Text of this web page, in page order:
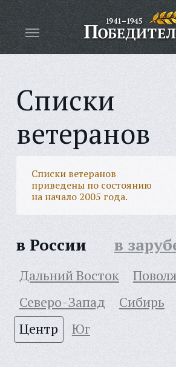
Списки
ветеранов
Списки ветеранов
приведены по состоянию
на начало 2005 года.
в России в
Дальний Восток
Северо-Запад
Сибирь
Центр
Юг